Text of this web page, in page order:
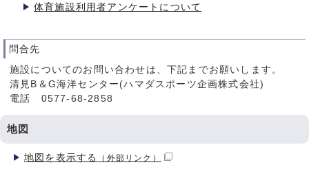
体育施設利用者アンケートについて
問合先
施設についてのお問い合わせは、下記までお願いします。
清見B＆G海洋センター(ハマダスポーツ企画株式会社)
電話 0577-68-2858
地図
地図を表示する （外部リンク）